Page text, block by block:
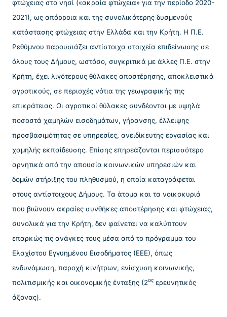
φτώχειας στο νησί («ακραία φτώχεια» για την περίοδο 2020-
2021), ως απόρροια και της συνολικότερης δυσμενούς
κατάστασης φτώχειας στην Ελλάδα και την Κρήτη. Η Π.Ε.
Ρεθύμνου παρουσιάζει αντίστοιχα στοιχεία επιδείνωσης σε
όλους τους Δήμους, ωστόσο, συγκριτικά με άλλες Π.Ε. στην
Κρήτη, έχει λιγότερους θύλακες αποστέρησης, αποκλειστικά
αγροτικούς, σε περιοχές νότια της γεωγραφικής της
επικράτειας. Οι αγροτικοί θύλακες συνδέονται με υψηλά
ποσοστά χαμηλών εισοδημάτων, γήρανσης, έλλειψης
προσβασιμότητας σε υπηρεσίες, ανειδίκευτης εργασίας και
χαμηλής εκπαίδευσης. Επίσης επηρεάζονται περισσότερο
αρνητικά από την απουσία κοινωνικών υπηρεσιών και
δομών στήριξης του πληθυσμού, η οποία καταγράφεται
στους αντίστοιχους Δήμους. Τα άτομα και τα νοικοκυριά
που βιώνουν ακραίες συνθήκες αποστέρησης και φτώχειας,
συνολικά για την Κρήτη, δεν φαίνεται να καλύπτουν
επαρκώς τις ανάγκες τους μέσα από το πρόγραμμα του
Ελαχίστου Εγγυημένου Εισοδήματος (ΕΕΕ), όπως
ενδυνάμωση, παροχή κινήτρων, ενίσχυση κοινωνικής,
πολιτισμικής και οικονομικής ένταξης (2ος ερευνητικός
άξονας).